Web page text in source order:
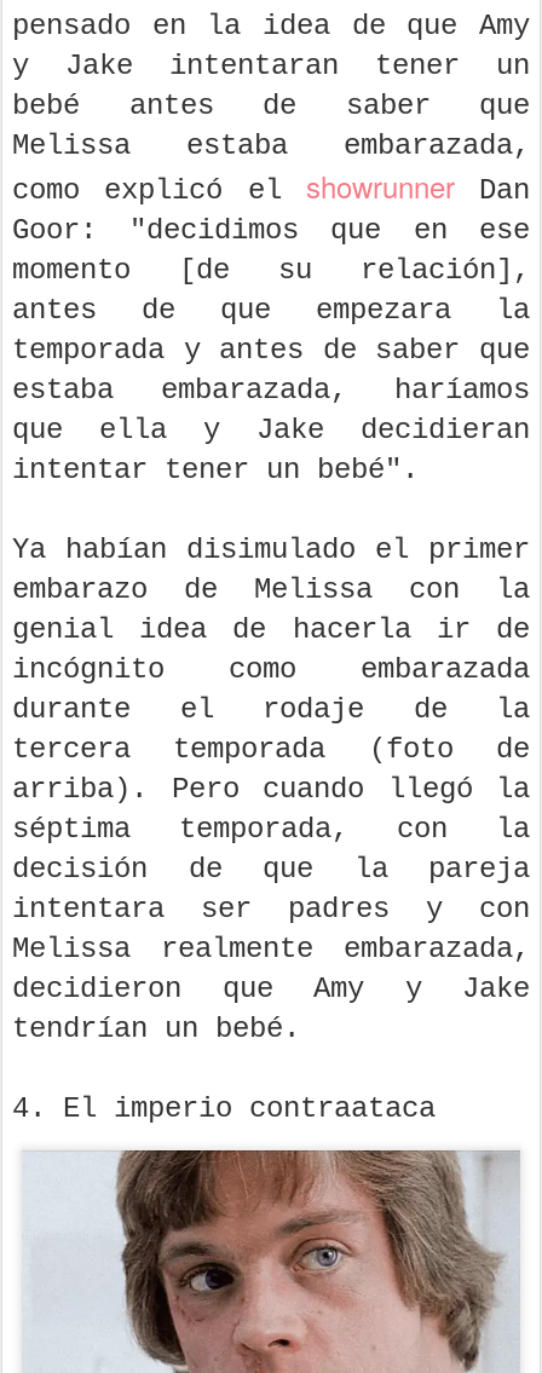
pensado en la idea de que Amy
y Jake intentaran tener un
bebé antes de saber que
Melissa estaba embarazada,
como explicó el showrunnerDan
Goor: "decidimos que en ese
momento [de su relación],
antes de que empezara la
temporada y antes de saber que
estaba embarazada, haríamos
que ella y Jake decidieran
intentar tener un bebé".
Ya habían disimulado el primer
embarazo de Melissa con la
genial idea de hacerla ir de
incógnito como embarazada
durante el rodaje de la
tercera temporada (foto de
arriba). Pero cuando llegó la
séptima temporada, con la
decisión de que la pareja
intentara ser padres y con
Melissa realmente embarazada,
decidieron que Amy y Jake
tendrían un bebé.
4. El imperio contraataca